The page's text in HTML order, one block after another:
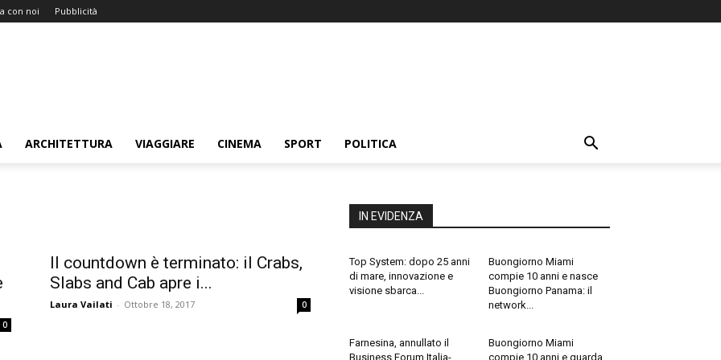
con noi Pubblicità
ARCHITETTURA VIAGGIARE CINEMA SPORT POLITICA
0
Il countdown è terminato: il Crabs,
Slabs and Cab apre i...
Laura Vailati - Ottobre 18, 2017 0
IN EVIDENZA
Top System: dopo 25 anni
di mare, innovazione e
visione sbarca...
Buongiorno Miami
compie 10 anni e nasce
Buongiorno Panama: il
network...
Farnesina, annullato il
Business Forum Italia-
Buongiorno Miami
compie 10 anni e guarda